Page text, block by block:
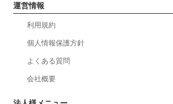
運営情報
利用規約
個人情報保護方針
よくある質問
会社概要